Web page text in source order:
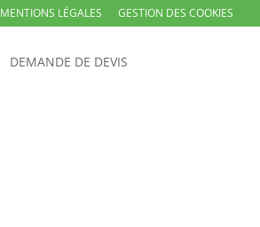
MENTIONS LÉGALES GESTION DES COOKIES
DEMANDE DE DEVIS